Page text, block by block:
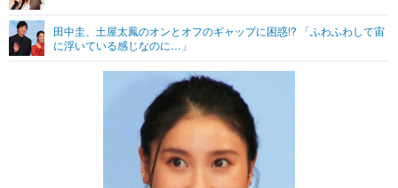
ショッピング その他
田中圭、土屋太鳳のオンとオフのギャップに困惑!? 「ふわふわして宙
に浮いている感じなのに…」